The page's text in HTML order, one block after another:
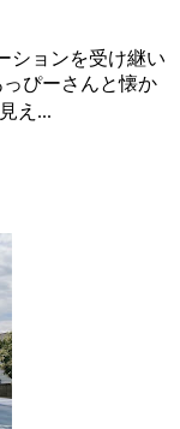
ションを受け継い
ぴーさんと懐か
え...